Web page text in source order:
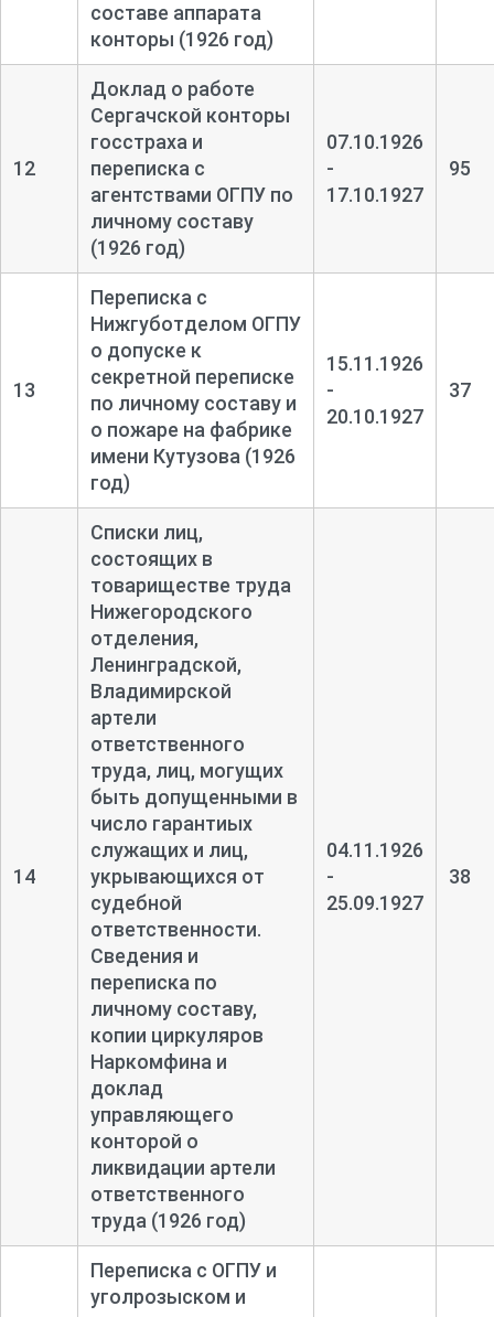
составе аппарата
конторы (1926 год)
12
Доклад о работе
Сергачской конторы
госстраха и
переписка с
агентствами ОГПУ по
личному составу
(1926 год)
07.10.1926
-
17.10.1927
95
13
Переписка с
Нижгуботделом ОГПУ
о допуске к
секретной переписке
по личному составу и
о пожаре на фабрике
имени Кутузова (1926
год)
15.11.1926
-
20.10.1927
37
14
Списки лиц,
состоящих в
товариществе труда
Нижегородского
отделения,
Ленинградской,
Владимирской
артели
ответственного
труда, лиц, могущих
быть допущенными в
число гарантиых
служащих и лиц,
укрывающихся от
судебной
ответственности.
Сведения и
переписка по
личному составу,
копии циркуляров
Наркомфина и
доклад
управляющего
конторой о
ликвидации артели
ответственного
труда (1926 год)
04.11.1926
-
25.09.1927
38
Переписка с ОГПУ и
уголрозыском и